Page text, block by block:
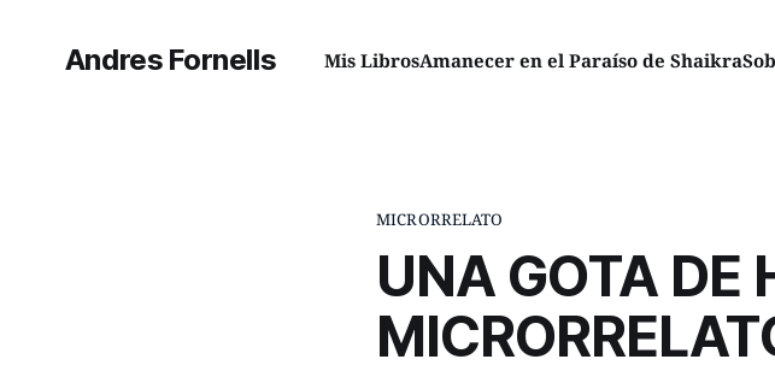
Andres Fornells Mis LibrosAmanecer en el Paraíso de Shaikra
MICRORRELATO
UNA GOTA DE